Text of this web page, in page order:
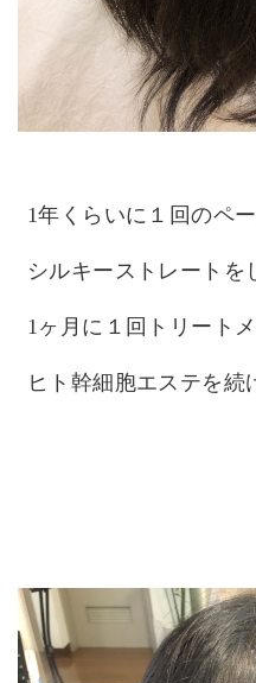
1年くらいに１回のペ
シルキーストレートを
1ヶ月に１回トリート
ヒト幹細胞エステを続